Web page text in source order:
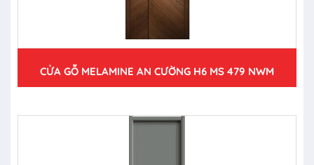
CỬA GỖ MELAMINE AN CƯỜNG H6 MS 479 NWM